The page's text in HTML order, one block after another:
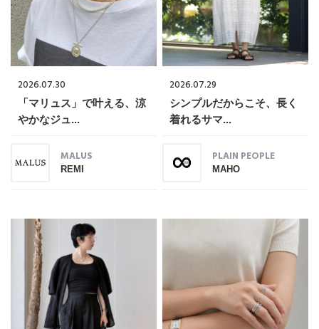
2026.07.30
「マリュス」で叶える、涼
やかなジュ...
MALUS
REMI
2026.07.29
シンプルだからこそ、長く
着れるサマ...
PLAIN PEOPLE
MAHO